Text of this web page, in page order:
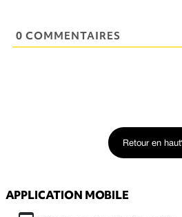
0 COMMENTAIRES
Retour en haut
APPLICATION MOBILE